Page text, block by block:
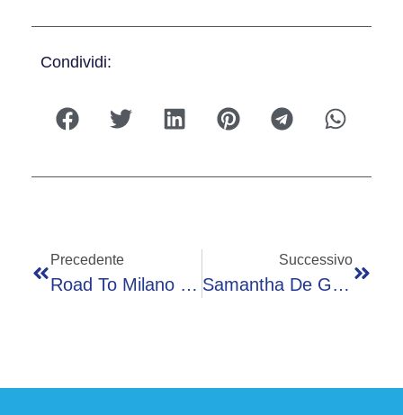
Condividi:
Precedente
Road To Milano Cortina 2026: Gli Occhi Dei Giganti
Successivo
Samantha De Grenet, Insultata Per I Ritocchini: “Un Cessettino Ma Potevo Farmi Aiutare, Loro…”